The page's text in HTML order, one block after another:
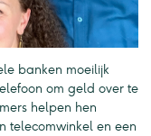
banken moeilijk
om geld over te
helpen hen
telecomwinkel en een